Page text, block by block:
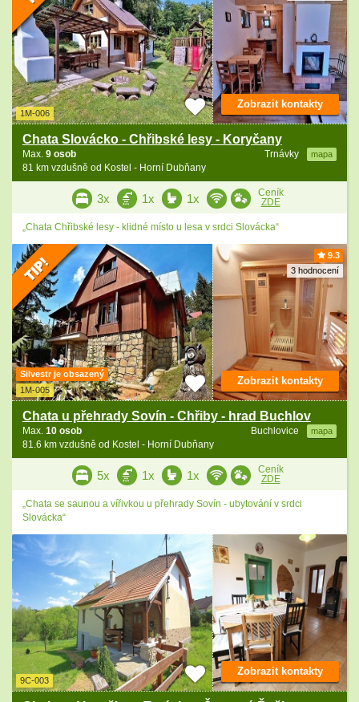
1M-006
Chata Slovácko - Chřibské lesy - Koryčany
Trnávky mapa
Max. 9 osob
81 km vzdušně od Kostel - Horní Dubňany
Zobrazit kontakty
3x 1x 1x
Ceník
ZDE
„Chata Chřibské lesy - klidné místo u lesa v srdci Slovácka“
9.3
3 hodnocení
Silvestr je obsazený
1M-005
Chata u přehrady Sovín - Chřiby - hrad Buchlov
Buchlovice mapa
Max. 10 osob
81.6 km vzdušně od Kostel - Horní Dubňany
Zobrazit kontakty
5x 1x 1x
Ceník
ZDE
„Chata se saunou a vířivkou u přehrady Sovín - ubytování v srdci
Slovácka“
9C-003
Zobrazit kontakty